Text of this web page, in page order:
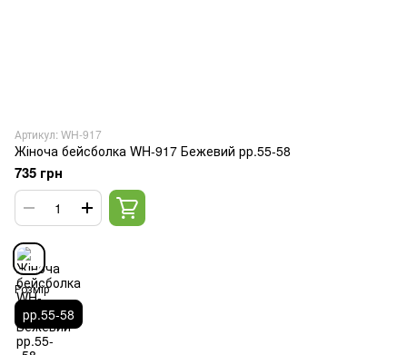
Артикул: WH-917
Жіноча бейсболка WH-917 Бежевий рр.55-58
735 грн
Розмір
рр.55-58